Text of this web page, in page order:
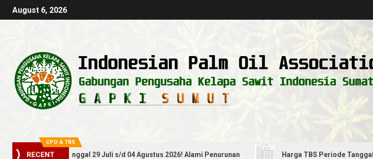
August 6, 2026
CPO & TBS
RECENT
Periode Tanggal 29 Juli s/d 04 Agustus 2026! Alami Penurunan Harga TBS Periode Tanggal 22 s/